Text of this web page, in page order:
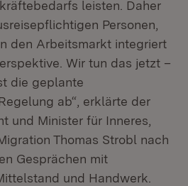
leisten. Daher
Personen,
den Arbeitsmarkt integriert
Wir tun das jetzt –
die geplante
ab“, erklärte der
und Minister für Inneres,
Thomas Strobl nach
Gesprächen mit
und Handwerk.